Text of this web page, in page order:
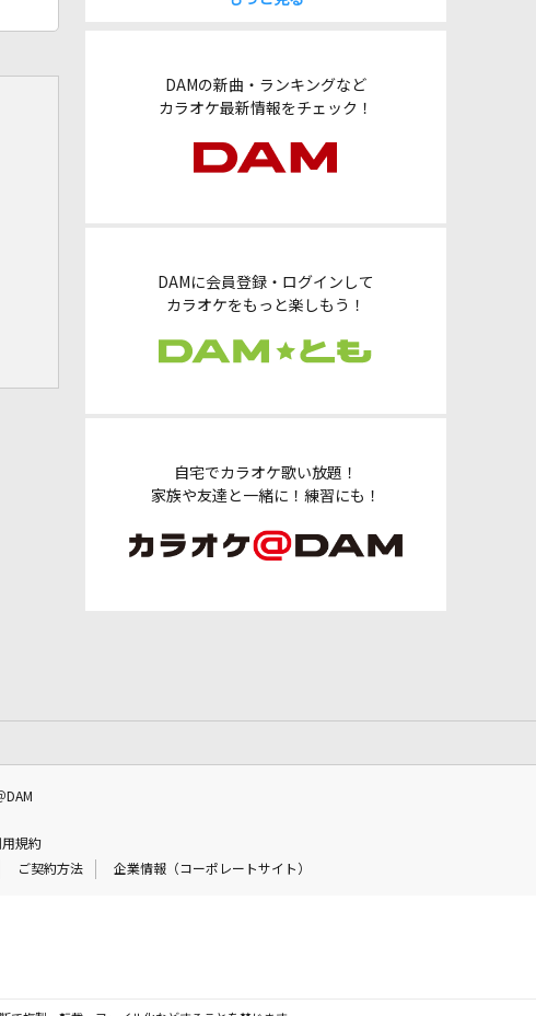
DAMの新曲・ランキングなど
カラオケ最新情報をチェック！
DAMに会員登録・ログインして
カラオケをもっと楽しもう！
自宅でカラオケ歌い放題！
家族や友達と一緒に！練習にも！
DAM
用規約
ご契約方法 企業情報（コーポレートサイト）